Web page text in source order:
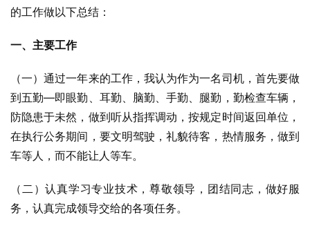
的工作做以下总结：
一、主要工作
（一）通过一年来的工作，我认为作为一名司机，首先要做
到五勤—即眼勤、耳勤、脑勤、手勤、腿勤，勤检查车辆，
防隐患于未然，做到听从指挥调动，按规定时间返回单位，
在执行公务期间，要文明驾驶，礼貌待客，热情服务，做到
车等人，而不能让人等车。
（二）认真学习专业技术，尊敬领导，团结同志，做好服
务，认真完成领导交给的各项任务。